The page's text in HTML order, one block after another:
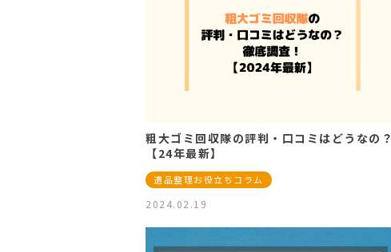
粗大ゴミ回収隊の評判・口コミはどうなの？
【24年最新】
遺品整理お役立ちコラム
2024.02.19